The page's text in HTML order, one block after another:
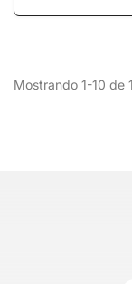
Mostrando 1-10 de